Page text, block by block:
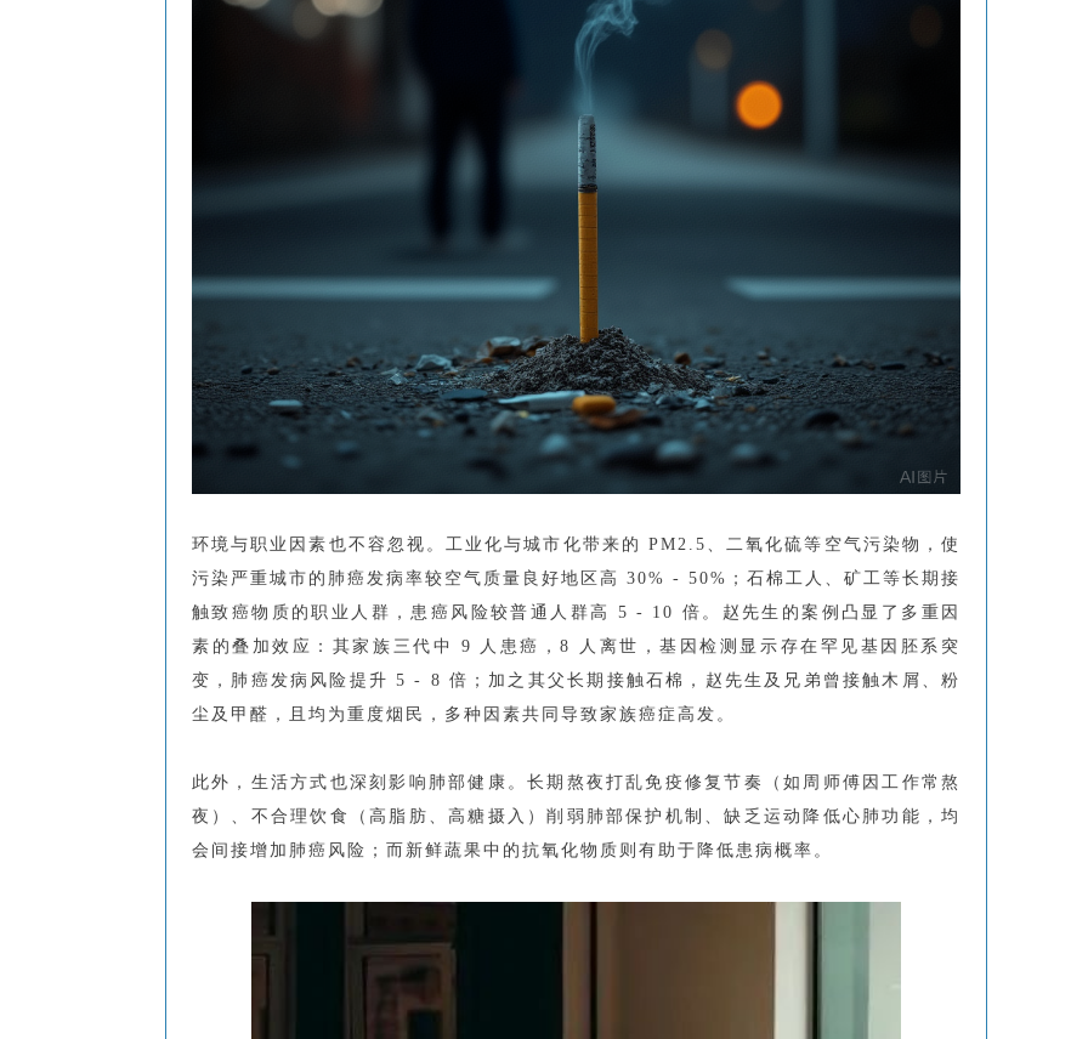
环境与职业因素也不容忽视。工业化与城市化带来的 PM2.5、二氧化硫等空气污染物，使
污染严重城市的肺癌发病率较空气质量良好地区高 30% - 50%；石棉工人、矿工等长期接
触致癌物质的职业人群，患癌风险较普通人群高 5 - 10 倍。赵先生的案例凸显了多重因
素的叠加效应：其家族三代中 9 人患癌，8 人离世，基因检测显示存在罕见基因胚系突
变，肺癌发病风险提升 5 - 8 倍；加之其父长期接触石棉，赵先生及兄弟曾接触木屑、粉
尘及甲醛，且均为重度烟民，多种因素共同导致家族癌症高发。
此外，生活方式也深刻影响肺部健康。长期熬夜打乱免疫修复节奏（如周师傅因工作常熬
夜）、不合理饮食（高脂肪、高糖摄入）削弱肺部保护机制、缺乏运动降低心肺功能，均
会间接增加肺癌风险；而新鲜蔬果中的抗氧化物质则有助于降低患病概率。